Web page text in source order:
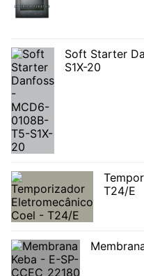
Soft Starter
S1X-20
T24/E